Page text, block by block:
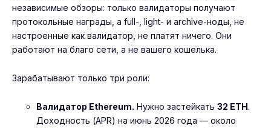
независимые обзоры: только валидаторы получают
протокольные награды, а full-, light- и archive-ноды, не
настроенные как валидатор, не платят ничего. Они
работают на благо сети, а не вашего кошелька.
Зарабатывают только три роли:
Валидатор Ethereum. Нужно застейкать 32 ETH.
Доходность (APR) на июнь 2026 года — около